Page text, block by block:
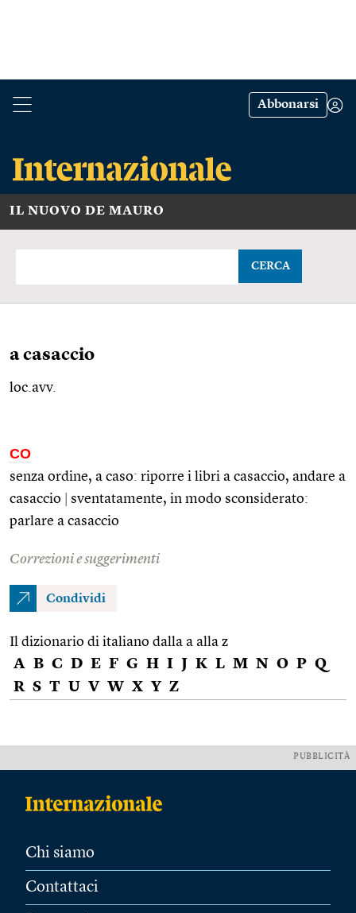
Abbonarsi
IL NUOVO DE MAURO
CERCA
a casaccio
loc.avv.
CO
senza ordine, a caso: riporre i libri a casaccio, andare a
casaccio
sventatamente, in modo sconsiderato:
parlare a casaccio
Correzioni e suggerimenti
Condividi
Il dizionario di italiano dalla a alla z
A B C D E F G H I J K L M N O P Q
R S T U V W X Y Z
PUBBLICITÀ
Chi siamo
Contattaci